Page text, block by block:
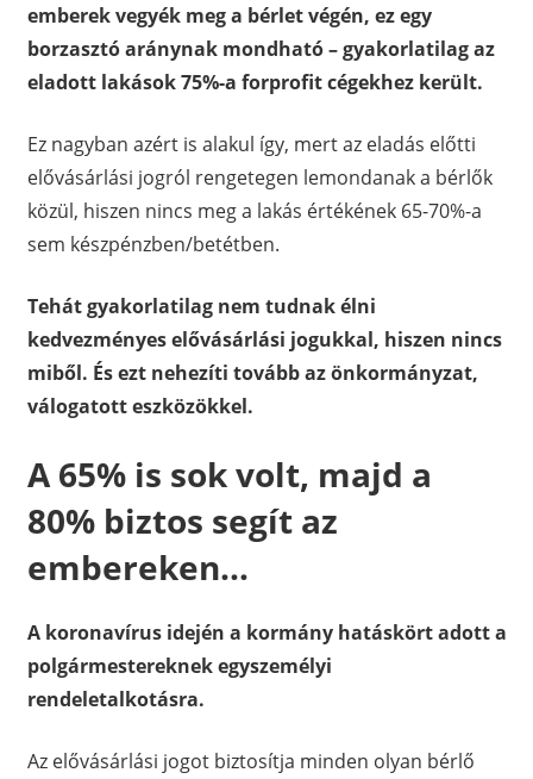
emberek vegyék meg a bérlet végén, ez egy
borzasztó aránynak mondható – gyakorlatilag az
eladott lakások 75%-a forprofit cégekhez került.
Ez nagyban azért is alakul így, mert az eladás előtti
elővásárlási jogról rengetegen lemondanak a bérlők
közül, hiszen nincs meg a lakás értékének 65-70%-a
sem készpénzben/betétben.
Tehát gyakorlatilag nem tudnak élni
kedvezményes elővásárlási jogukkal, hiszen nincs
miből. És ezt nehezíti tovább az önkormányzat,
válogatott eszközökkel.
A 65% is sok volt, majd a
80% biztos segít az
embereken…
A koronavírus idején a kormány hatáskört adott a
polgármestereknek egyszemélyi
rendeletalkotásra.
Az elővásárlási jogot biztosítja minden olyan bérlő